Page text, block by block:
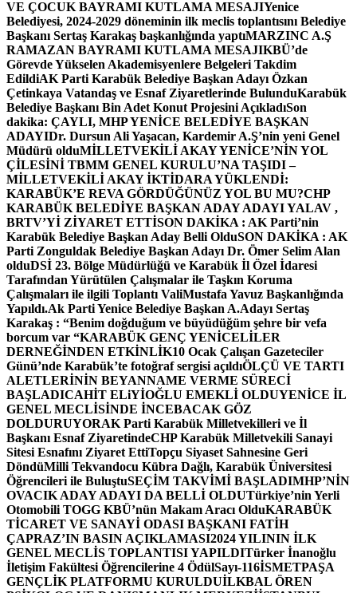
VE ÇOCUK BAYRAMI KUTLAMA MESAJIYenice
Belediyesi, 2024-2029 döneminin ilk meclis toplantısını Belediye
Başkanı Sertaş Karakaş başkanlığında yaptıMARZINC A.Ş
RAMAZAN BAYRAMI KUTLAMA MESAJIKBÜ’de
Görevde Yükselen Akademisyenlere Belgeleri Takdim
EdildiAK Parti Karabük Belediye Başkan Adayı Özkan
Çetinkaya Vatandaş ve Esnaf Ziyaretlerinde BulunduKarabük
Belediye Başkanı Bin Adet Konut Projesini AçıkladıSon
dakika: ÇAYLI, MHP YENİCE BELEDİYE BAŞKAN
ADAYIDr. Dursun Ali Yaşacan, Kardemir A.Ş’nin yeni Genel
Müdürü olduMİLLETVEKİLİ AKAY YENİCE’NİN YOL
ÇİLESİNİ TBMM GENEL KURULU’NA TAŞIDI –
MİLLETVEKİLİ AKAY İKTİDARA YÜKLENDİ:
KARABÜK’E REVA GÖRDÜĞÜNÜZ YOL BU MU?CHP
KARABÜK BELEDİYE BAŞKAN ADAY ADAYI YALAV ,
BRTV’Yİ ZİYARET ETTİSON DAKİKA : AK Parti’nin
Karabük Belediye Başkan Aday Belli OlduSON DAKİKA : AK
Parti Zonguldak Belediye Başkan Adayı Dr. Ömer Selim Alan
olduDSİ 23. Bölge Müdürlüğü ve Karabük İl Özel İdaresi
Tarafından Yürütülen Çalışmalar ile Taşkın Koruma
Çalışmaları ile ilgili Toplantı ValiMustafa Yavuz Başkanlığında
Yapıldı.Ak Parti Yenice Belediye Başkan A.Adayı Sertaş
Karakaş : “Benim doğduğum ve büyüdüğüm şehre bir vefa
borcum var “KARABÜK GENÇ YENİCELİLER
DERNEĞİNDEN ETKİNLİK10 Ocak Çalışan Gazeteciler
Günü’nde Karabük’te fotoğraf sergisi açıldıÖLÇÜ VE TARTI
ALETLERİNİN BEYANNAME VERME SÜRECİ
BAŞLADICAHİT ELiYİOĞLU EMEKLİ OLDUYENİCE İL
GENEL MECLİSİNDE İNCEBACAK GÖZ
DOLDURUYORAK Parti Karabük Milletvekilleri ve İl
Başkanı Esnaf ZiyaretindeCHP Karabük Milletvekili Sanayi
Sitesi Esnafını Ziyaret EttiTopçu Siyaset Sahnesine Geri
DöndüMilli Tekvandocu Kübra Dağlı, Karabük Üniversitesi
Öğrencileri ile BuluştuSEÇİM TAKVİMİ BAŞLADIMHP’NİN
OVACIK ADAY ADAYI DA BELLİ OLDUTürkiye’nin Yerli
Otomobili TOGG KBÜ’nün Makam Aracı OlduKARABÜK
TİCARET VE SANAYİ ODASI BAŞKANI FATİH
ÇAPRAZ’IN BASIN AÇIKLAMASI2024 YILININ İLK
GENEL MECLİS TOPLANTISI YAPILDITürker İnanoğlu
İletişim Fakültesi Öğrencilerine 4 ÖdülSayı-116İSMETPAŞA
GENÇLİK PLATFORMU KURULDUİLKBAL ÖREN